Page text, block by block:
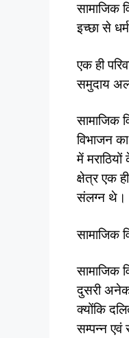
सामाजिक
इच्छा से
एक ही
समुदाय
सामाजिक
विभाजन
में
क्षेत्र एक
संलग्न थे।
सामाजिक
सामाजिक
दुसरी
क्योंकि
सम्पन्न